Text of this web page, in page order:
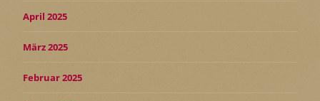
April 2025
März 2025
Februar 2025